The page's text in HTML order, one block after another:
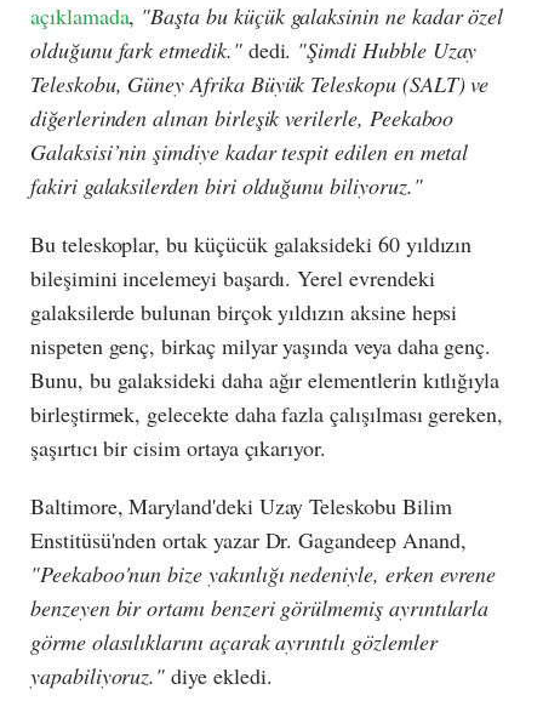
açıklamada, "Başta bu küçük galaksinin ne kadar özel
olduğunu fark etmedik."dedi. "Şimdi Hubble Uzay
Teleskobu, Güney Afrika Büyük Teleskopu (SALT) ve
diğerlerinden alınan birleşik verilerle, Peekaboo
Galaksisi’nin şimdiye kadar tespit edilen en metal
fakiri galaksilerden biri olduğunu biliyoruz."
Bu teleskoplar, bu küçücük galaksideki 60 yıldızın
bileşimini incelemeyi başardı. Yerel evrendeki
galaksilerde bulunan birçok yıldızın aksine hepsi
nispeten genç, birkaç milyar yaşında veya daha genç.
Bunu, bu galaksideki daha ağır elementlerin kıtlığıyla
birleştirmek, gelecekte daha fazla çalışılması gereken,
şaşırtıcı bir cisim ortaya çıkarıyor.
Baltimore, Maryland'deki Uzay Teleskobu Bilim
Enstitüsü'nden ortak yazar Dr. Gagandeep Anand,
"Peekaboo'nun bize yakınlığı nedeniyle, erken evrene
benzeyen bir ortamı benzeri görülmemiş ayrıntılarla
görme olasılıklarını açarak ayrıntılı gözlemler
yapabiliyoruz." diye ekledi.